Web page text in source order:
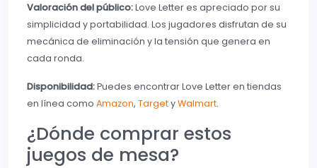
Valoración del público:Love Letter es apreciado por su
simplicidad y portabilidad. Los jugadores disfrutan de su
mecánica de eliminación y la tensión que genera en
cada ronda.
Disponibilidad:Puedes encontrar Love Letter en tiendas
en línea como Amazon, TargetyWalmart.
¿Dónde comprar estos
juegos de mesa?